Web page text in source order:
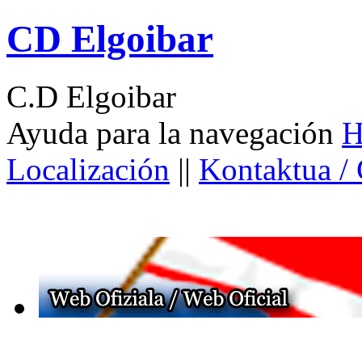
CD Elgoibar
C.D Elgoibar
Ayuda para la navegación
Localización || Kontaktua /